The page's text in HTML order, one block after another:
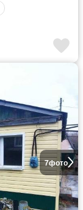
7фото